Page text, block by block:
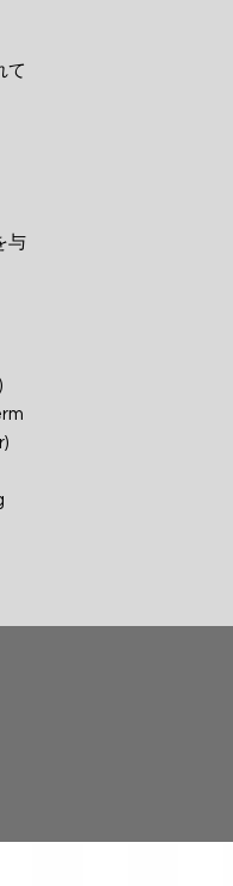
て
与